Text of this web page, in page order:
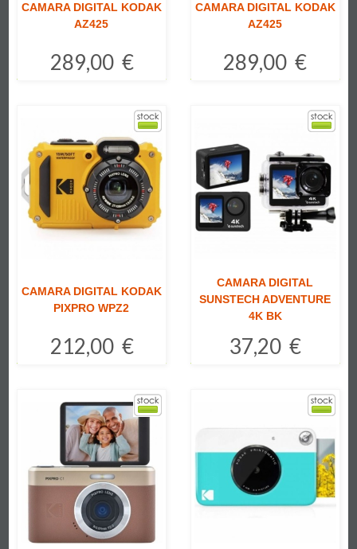
CAMARA DIGITAL KODAK
AZ425
289,00 €
CAMARA DIGITAL KODAK
AZ425
289,00 €
CAMARA DIGITAL KODAK
PIXPRO WPZ2
212,00 €
CAMARA DIGITAL
SUNSTECH ADVENTURE
4K BK
37,20 €